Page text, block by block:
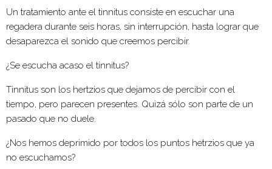
Un tratamiento ante el tinnitus consiste en escuchar una
regadera durante seis horas, sin interrupción, hasta lograr que
desaparezca el sonido que creemos percibir.
¿Se escucha acaso el tinnitus?
Tinnitus son los hertzios que dejamos de percibir con el
tiempo, pero parecen presentes. Quizá sólo son parte de un
pasado que no duele.
¿Nos hemos deprimido por todos los puntos hetrzios que ya
no escuchamos?